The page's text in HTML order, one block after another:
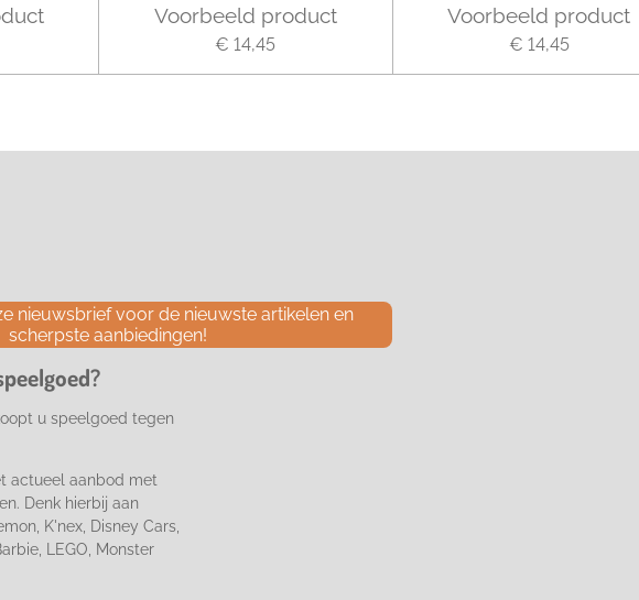
Voorbeeld product
€ 14,45
Voorbeeld product
€ 14,45
nieuwsbrief voor de nieuwste artikelen en
scherpste aanbiedingen!
u speelgoed tegen
actueel aanbod met
Denk hierbij aan
K'nex, Disney Cars,
LEGO, Monster